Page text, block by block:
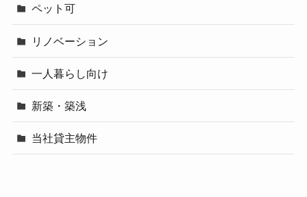
ペット可
リノベーション
一人暮らし向け
新築・築浅
当社貸主物件